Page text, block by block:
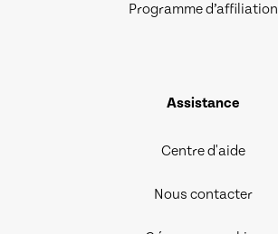
Programme d’affiliation
Assistance
Centre d'aide
Nous contacter